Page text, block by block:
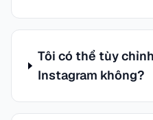
Tôi có thể tùy
Instagram không?